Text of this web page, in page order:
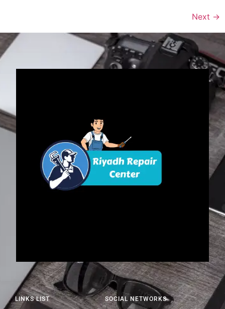
Next →
SOCIAL NETWORKS
LINKS LIST